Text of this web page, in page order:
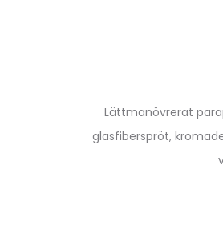
Lättmanövrerat
glasfiberspröt,